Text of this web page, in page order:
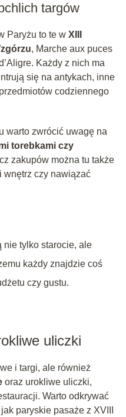
targów
Paryżu to te w XIII
, Marche aux puces
Każdy z nich ma
się na antykach, inne
codziennego
warto zwrócić uwagę na
torebkami czy
zakupów można tu także
wnętrz czy nawiązać
nie tylko starocie, ale
każdy znajdzie coś
czy gustu.
uliczki
i targi, ale również
oraz urokliwe uliczki,
Warto odkrywać
paryskie pasaże z XVIII